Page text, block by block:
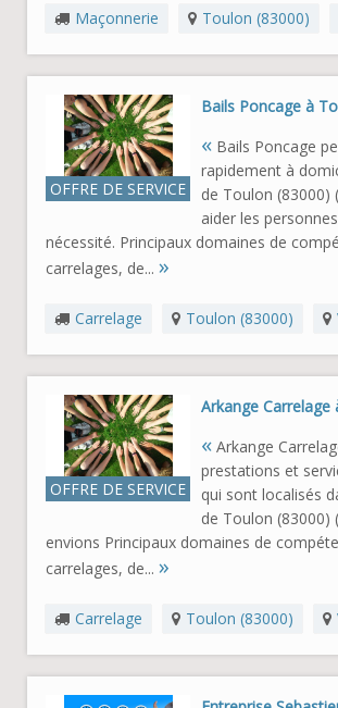
Maçonnerie Toulon (83000)
OFFRE DE SERVICE
Bails Poncage à
« Bails Poncage
rapidement à
de Toulon (83000)
aider les
nécessité. Principaux domaines de
carrelages, de... »
Carrelage Toulon (83000)
OFFRE DE SERVICE
Arkange
« Arkange
prestations et
qui sont localisés
de Toulon (83000)
envions Principaux domaines de
carrelages, de... »
Carrelage Toulon (83000)